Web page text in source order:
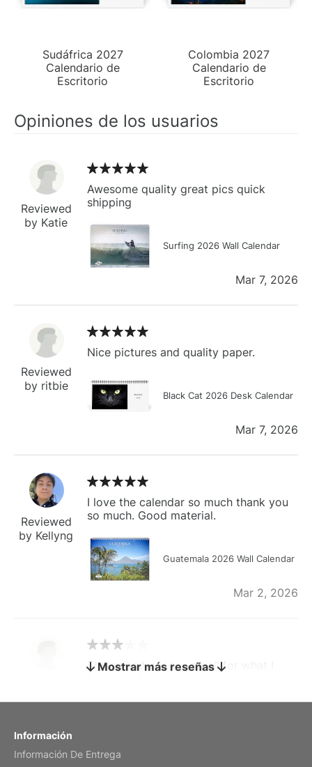
Sudáfrica 2027
Calendario de
Escritorio
Colombia 2027
Calendario de
Escritorio
Opiniones de los usuarios
Reviewed
by Katie
Awesome quality great pics quick
shipping
Surfing 2026 Wall Calendar
Mar 7, 2026
Reviewed
by ritbie
Nice pictures and quality paper.
Black Cat 2026 Desk Calendar
Mar 7, 2026
Reviewed
by Kellyng
I love the calendar so much thank you
so much. Good material.
Guatemala 2026 Wall Calendar
Mar 2, 2026
by charles
The calendar is too small for what I
Mostrar más reseñas
Información
Información De Entrega